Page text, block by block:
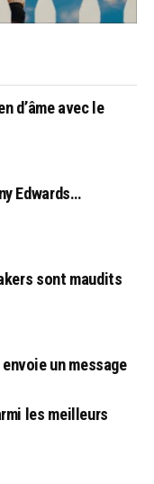
d’âme avec le
Edwards…
sont maudits
un message
les meilleurs